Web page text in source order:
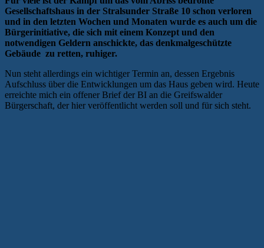
Gesellschaftshaus in der Stralsunder Straße 10 schon verloren
und in den letzten Wochen und Monaten wurde es auch um die
Bürgerinitiative, die sich mit einem Konzept und den
notwendigen Geldern anschickte, das denkmalgeschützte
Gebäude zu retten, ruhiger.
Nun steht allerdings ein wichtiger Termin an, dessen Ergebnis
Aufschluss über die Entwicklungen um das Haus geben wird. Heute
erreichte mich ein offener Brief der BI an die Greifswalder
Bürgerschaft, der hier veröffentlicht werden soll und für sich steht.